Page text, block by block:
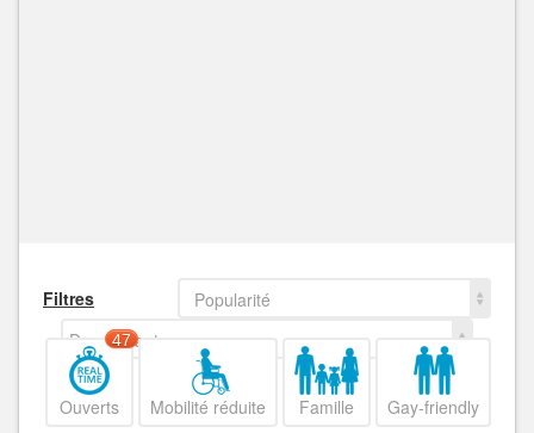
Filtres
Popularité
Decroissant
Ouverts
47
Mobilité réduite Famille Gay-friendly